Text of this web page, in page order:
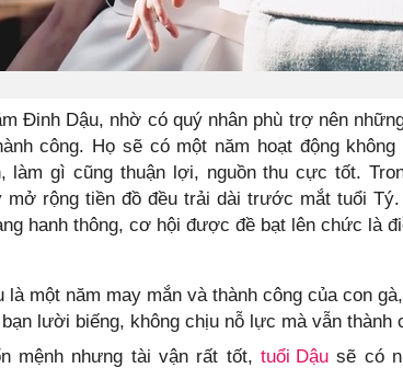
Đinh Dậu, nhờ có quý nhân phù trợ nên
công. Họ sẽ có một năm hoạt động
làm gì cũng thuận lợi, nguồn thu cực tốt.
mở rộng tiền đồ đều trải dài trước mắt tuổi
hanh thông, cơ hội được đề bạt lên chức là
là một năm may mắn và thành công của con
lười biếng, không chịu nỗ lực mà vẫn thành
mệnh nhưng tài vận rất tốt, tuổi Dậusẽ có